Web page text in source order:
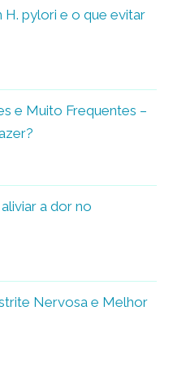
pylori e o que evitar
e Muito Frequentes –
a dor no
Nervosa e Melhor